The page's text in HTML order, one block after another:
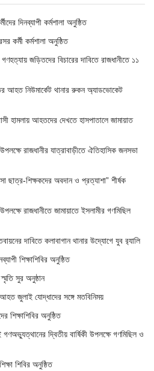
দিনব্যাপী কর্মশালা অনুষ্ঠিত
কর্মী কর্মশালা অনুষ্ঠিত
জড়িতদের বিচারের দাবিতে রাজধানীতে ১১
আহত নিউমার্কেট থানার রুকন অ্যাডভোকেট
হামলায় আহতদের দেখতে হাসপাতালে জামায়াত
রাজধানীর যাত্রাবাড়ীতে ঐতিহাসিক জনসভা
ছাত্র-শিক্ষকদের অবদান ও প্রত্যাশা” শীর্ষক
রাজধানীতে জামায়াতে ইসলামীর গণমিছিল
দাবিতে কলাবাগান থানার উদ্যোগে যুব র‌্যালি
শিক্ষাশিবির অনুষ্ঠিত
সুর অনুষ্ঠান
জুলাই যোদ্ধাদের সঙ্গে মতবিনিময়
শিক্ষাশিবির অনুষ্ঠিত
দ্বিতীয় বার্ষিকী উপলক্ষে গণমিছিল ও
শিবির অনুষ্ঠিত